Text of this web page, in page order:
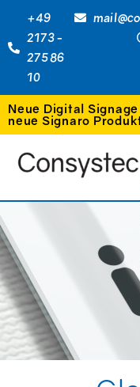
+49
2173 -
275 86
10
Neue Digital
neue Signaro